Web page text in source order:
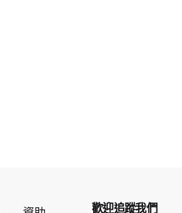
歡迎追蹤我們